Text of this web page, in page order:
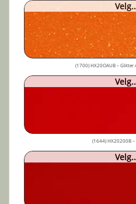
Velg..
(1700) HX20OAUB – Glitter
Velg..
(1644) HX20200B
Velg..